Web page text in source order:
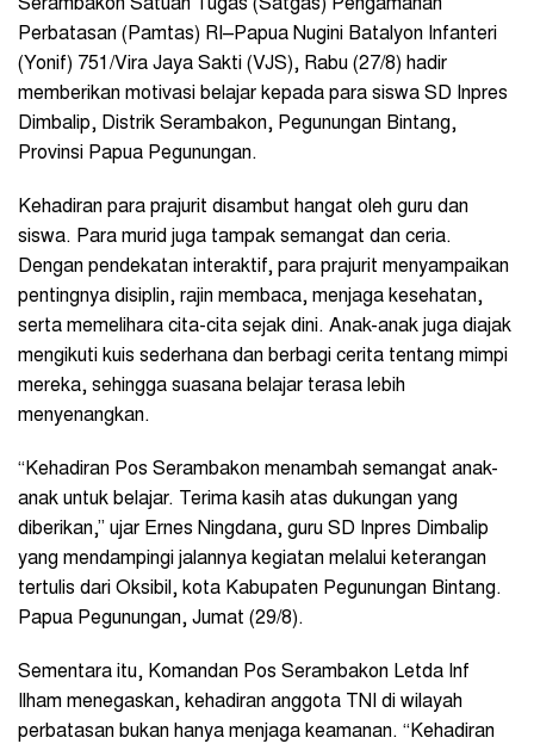
Serambakon Satuan Tugas (Satgas) Pengamanan
Perbatasan (Pamtas) RI–Papua Nugini Batalyon Infanteri
(Yonif) 751/Vira Jaya Sakti (VJS), Rabu (27/8) hadir
memberikan motivasi belajar kepada para siswa SD Inpres
Dimbalip, Distrik Serambakon, Pegunungan Bintang,
Provinsi Papua Pegunungan.
Kehadiran para prajurit disambut hangat oleh guru dan
siswa. Para murid juga tampak semangat dan ceria.
Dengan pendekatan interaktif, para prajurit menyampaikan
pentingnya disiplin, rajin membaca, menjaga kesehatan,
serta memelihara cita-cita sejak dini. Anak-anak juga diajak
mengikuti kuis sederhana dan berbagi cerita tentang mimpi
mereka, sehingga suasana belajar terasa lebih
menyenangkan.
“Kehadiran Pos Serambakon menambah semangat anak-
anak untuk belajar. Terima kasih atas dukungan yang
diberikan,” ujar Ernes Ningdana, guru SD Inpres Dimbalip
yang mendampingi jalannya kegiatan melalui keterangan
tertulis dari Oksibil, kota Kabupaten Pegunungan Bintang.
Papua Pegunungan, Jumat (29/8).
Sementara itu, Komandan Pos Serambakon Letda Inf
Ilham menegaskan, kehadiran anggota TNI di wilayah
perbatasan bukan hanya menjaga keamanan. “Kehadiran